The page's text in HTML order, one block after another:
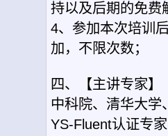
持以及后期的免费
4、参加本次培训
加，不限次数；
四、【主讲专家】
中科院、清华大学
YS-Fluent认证专